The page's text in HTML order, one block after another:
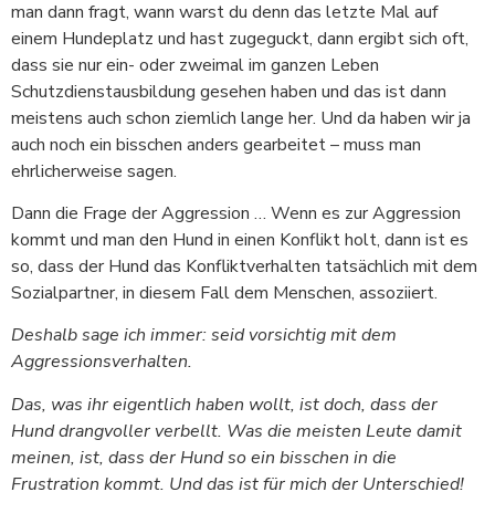
man dann fragt, wann warst du denn das letzte Mal auf
einem Hundeplatz und hast zugeguckt, dann ergibt sich oft,
dass sie nur ein- oder zweimal im ganzen Leben
Schutzdienstausbildung gesehen haben und das ist dann
meistens auch schon ziemlich lange her. Und da haben wir ja
auch noch ein bisschen anders gearbeitet – muss man
ehrlicherweise sagen.
Dann die Frage der Aggression … Wenn es zur Aggression
kommt und man den Hund in einen Konflikt holt, dann ist es
so, dass der Hund das Konfliktverhalten tatsächlich mit dem
Sozialpartner, in diesem Fall dem Menschen, assoziiert.
Deshalb sage ich immer: seid vorsichtig mit dem
Aggressionsverhalten.
Das, was ihr eigentlich haben wollt, ist doch, dass der
Hund drangvoller verbellt. Was die meisten Leute damit
meinen, ist, dass der Hund so ein bisschen in die
Frustration kommt. Und das ist für mich der Unterschied!